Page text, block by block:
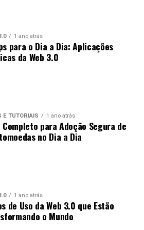
No entanto, também enfrenta
sua conexão com a Ripple Labs,
de debates sobre
Previsões
incluindo XLM e XRP, está
oportunidades. As previsões
Uso:
vejam um aumento no uso à
pessoas e instituições adotem
em blockchain.
A regulamentação pode
1 ano atrás
para o Dia a Dia: Aplicações
da Web 3.0
E TUTORIAIS 1 ano atrás
Completo para Adoção Segura de
no Dia a Dia
1 ano atrás
de Uso da Web 3.0 que Estão
o Mundo